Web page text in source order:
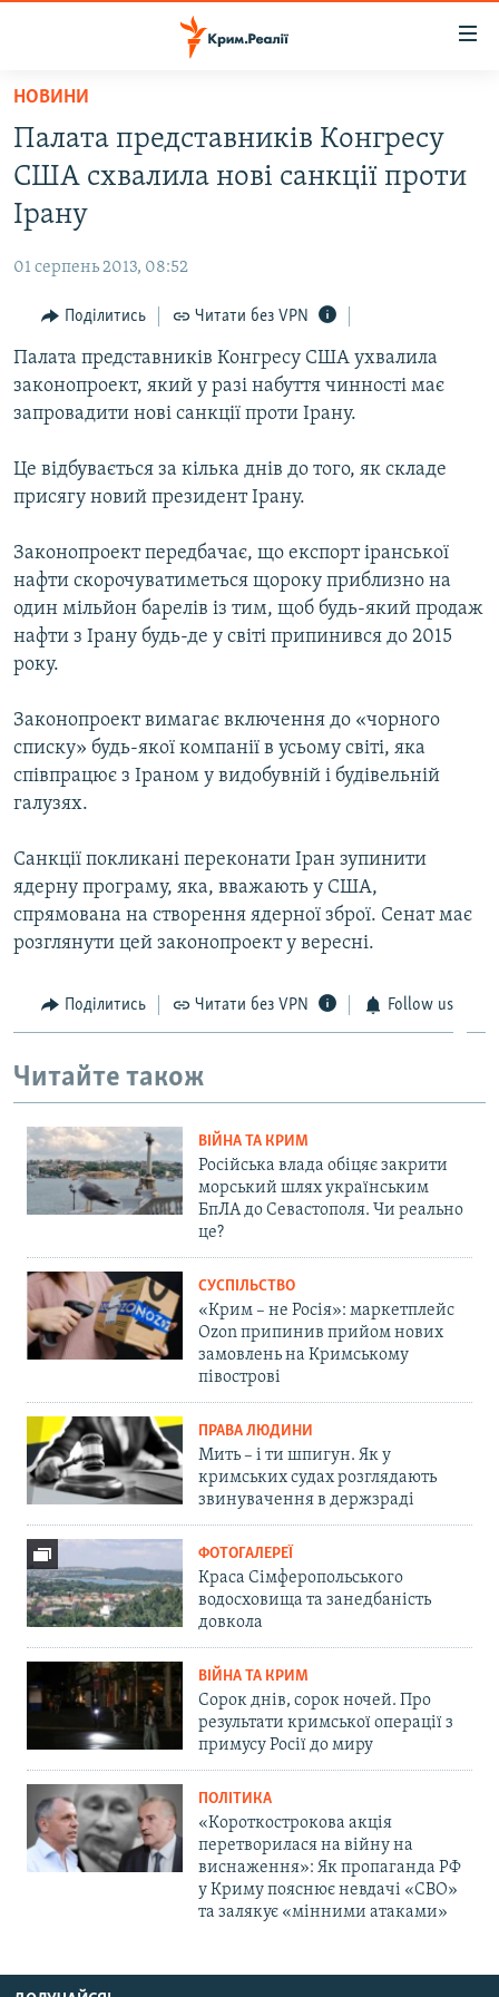
Перейти
основного
матеріалу
Перейти
до
основної
навігації
Перейти
пошуку
ВІДЕО ТА ФОТО
БЛОГИ
ПОГЛЯД
ІНТЕРВ'Ю
ВСЕ ЗА ДЕНЬ
ДЕПОРТАЦІЯ
СВІДЧЕННЯ ОКУПАЦІЇ
УКРАЇНСЬКА ПРОБЛЕМА КРИМУ
ІНФОГРАФІКА
ЯК ОБІЙТИ БЛОКУВАННЯ
Qırımtatar
ДОЛУЧАЙСЯ!
Усі сайти RFE/RL
НОВИНИ
Палата представників Конгресу
США схвалила нові санкції проти
Ірану
01 серпень 2013, 08:52
Поділитись Читати без VPN
Палата представників Конгресу США ухвалила
законопроект, який у разі набуття чинності має
запровадити нові санкції проти Ірану.
Це відбувається за кілька днів до того, як складе
присягу новий президент Ірану.
Законопроект передбачає, що експорт іранської
нафти скорочуватиметься щороку приблизно на
один мільйон барелів із тим, щоб будь-який продаж
нафти з Ірану будь-де у світі припинився до 2015
року.
Законопроект вимагає включення до «чорного
списку» будь-якої компанії в усьому світі, яка
співпрацює з Іраном у видобувній і будівельній
галузях.
Санкції покликані переконати Іран зупинити
ядерну програму, яка, вважають у США,
спрямована на створення ядерної зброї. Сенат має
розглянути цей законопроект у вересні.
Поділитись Читати без VPN Follow us
Читайте також
ВІЙНА ТА КРИМ
Російська влада обіцяє закрити
морський шлях українським
БпЛА до Севастополя. Чи реально
це?
СУСПІЛЬСТВО
«Крим – не Росія»: маркетплейс
Ozon припинив прийом нових
замовлень на Кримському
півострові
ПРАВА ЛЮДИНИ
Мить – і ти шпигун. Як у
кримських судах розглядають
звинувачення в держзраді
ФОТОГАЛЕРЕЇ
Краса Сімферопольського
водосховища та занедбаність
довкола
ВІЙНА ТА КРИМ
Сорок днів, сорок ночей. Про
результати кримської операції з
примусу Росії до миру
ПОЛІТИКА
«Короткострокова акція
перетворилася на війну на
виснаження»: Як пропаганда РФ
у Криму пояснює невдачі «СВО»
та залякує «мінними атаками»